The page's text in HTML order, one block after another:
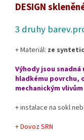
DESIGN
3 druhy
+ Materiál: ze
Výhody jsou
hladkému
mechanickým
+ instalace na sokl
+ Dovoz SRN